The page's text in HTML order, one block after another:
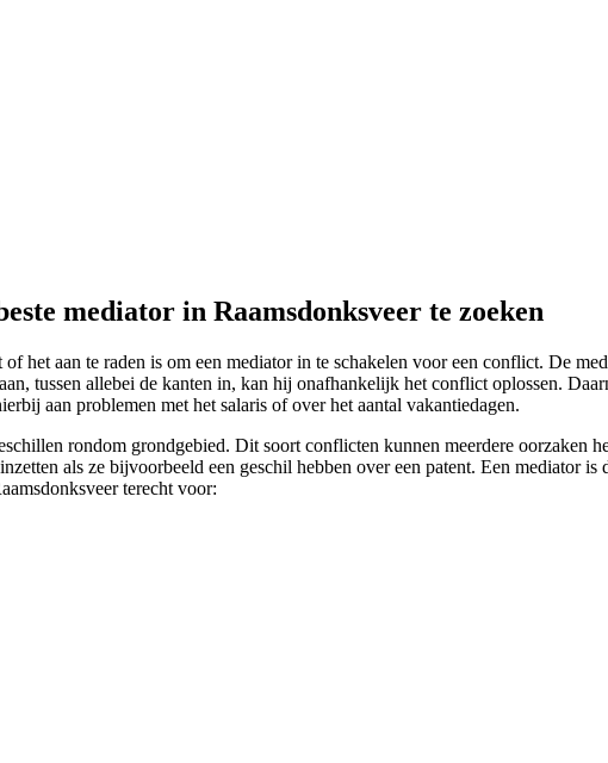
mediator in Raamsdonksveer te zoeken
het aan te raden is om een mediator in te schakelen voor een conflict. De
tussen allebei de kanten in, kan hij onafhankelijk het conflict oplossen.
aan problemen met het salaris of over het aantal vakantiedagen.
rondom grondgebied. Dit soort conflicten kunnen meerdere oorzaken
als ze bijvoorbeeld een geschil hebben over een patent. Een mediator
terecht voor: